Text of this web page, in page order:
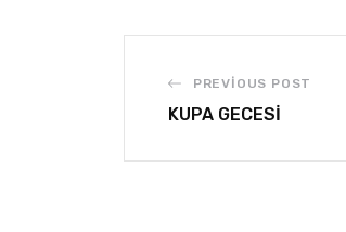
PREVIOUS POST
KUPA GECESİ